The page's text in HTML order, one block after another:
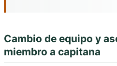
Cambio de equipo y
miembro a capitana